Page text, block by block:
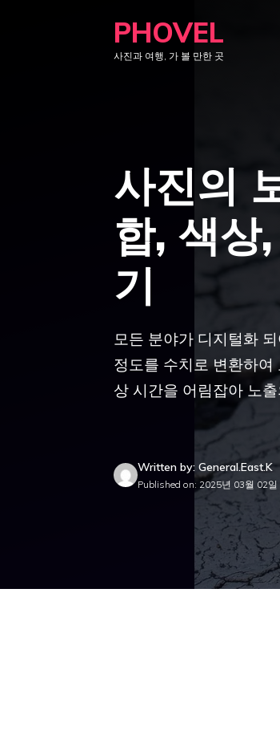
PHOVEL
사진과 여행, 가 볼 만한 곳
사진의
합, 색상
기
모든 분야가 디지털화
정도를 수치로 변환하
상 시간을 어림잡아 노
Written by: General.East.K
Published on: 2025년 03월 02일